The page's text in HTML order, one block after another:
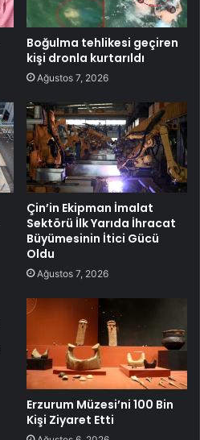
Boğulma tehlikesi geçiren
kişi dronla kurtarıldı
Ağustos 7, 2026
Çin’in Ekipman İmalat
Sektörü İlk Yarıda İhracat
Büyümesinin İtici Gücü
Oldu
Ağustos 7, 2026
Erzurum Müzesi’ni 100 Bin
Kişi Ziyaret Etti